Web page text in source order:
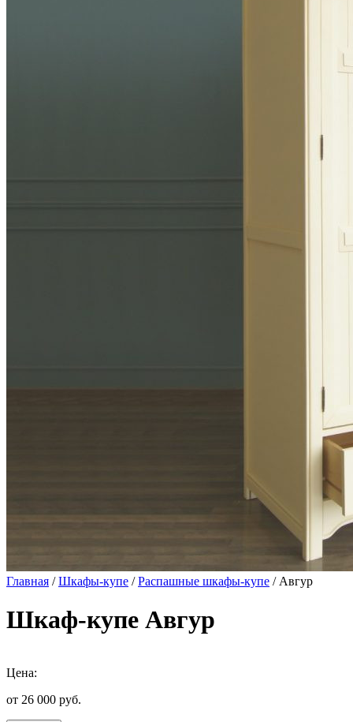
Главная /Шкафы-купе /Распашные шкафы-купе / Авгур
Шкаф-купе Авгур
Цена:
от 26 000 руб.